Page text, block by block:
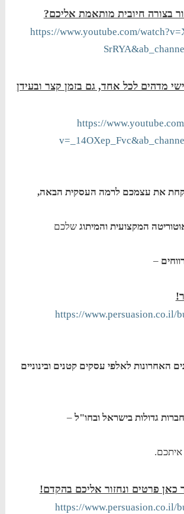
בצורה חיובית מותאמת אליכם?
https://www.youtube.com/
מדהים לכל אחד, גם בזמן קצר ובעידן
https://
את עצמכם לרמה העסקית הבאה,
המקצועית והמיתוג שלכם
–
https://www.persuasion.co.il/
ב- 22 השנים האחרונות לאלפי עסקים קטנים ובינוניים
גדולות בישראל ובחו"ל–
כאן פרטים ונחזור אליכם בהקדם!
https://www.persuasion.co.il/